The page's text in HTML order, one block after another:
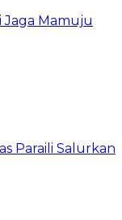
Mamuju
Paraili Salurkan